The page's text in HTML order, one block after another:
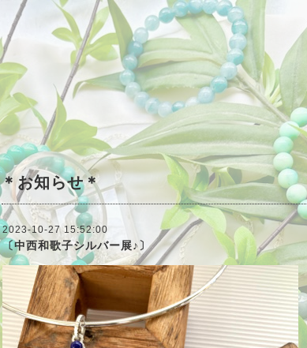
＊お知らせ＊
2023-10-27 15:52:00
〔中西和歌子シルバー展♪〕